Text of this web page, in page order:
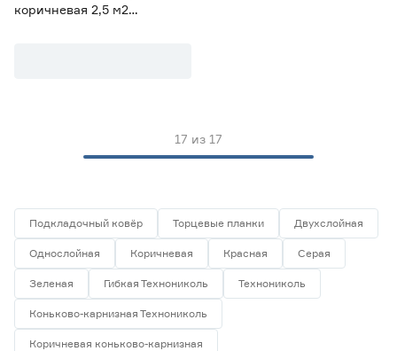
коричневая 2,5 м2
17 из 17
Подкладочный ковёр Торцевые планки Двухслойная
Однослойная Коричневая Красная Серая
Зеленая Гибкая Технониколь Технониколь
Коньково-карнизная Технониколь
Коричневая коньково-карнизная